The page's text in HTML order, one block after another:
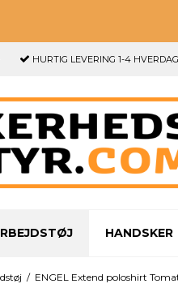
HURTIG LEVERING 1-4
HANDSKER
/ ENGEL Extend poloshirt